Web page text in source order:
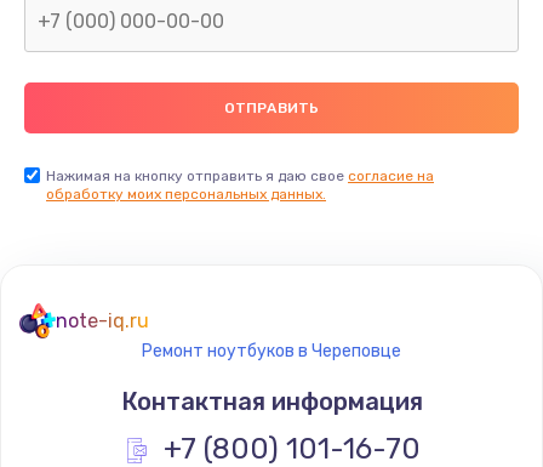
Нажимая на кнопку отправить я даю свое согласие на
обработку моих персональных данных.
note-iq.ru
Ремонт ноутбуков в Череповце
Контактная информация
+7 (800) 101-16-70